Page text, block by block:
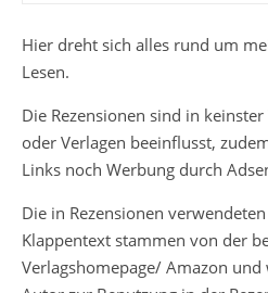
Hier dreht sich alles rund um
Lesen.
Die Rezensionen sind in
oder Verlagen beeinflusst,
Links noch Werbung durch
Die in Rezensionen
Klappentext stammen von der
Verlagshomepage/ Amazon